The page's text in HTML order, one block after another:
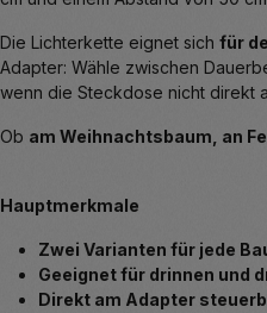
Die Lichterkette eignet sich für
Adapter: Wähle zwischen
wenn die Steckdose nicht direkt
Ob am Weihnachtsbaum, an
Hauptmerkmale
Zwei Varianten für jede
Geeignet für drinnen und
Direkt am Adapter